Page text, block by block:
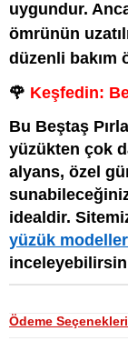
uygundur.
ömrünün
düzenli bakım
🌹 Keşfedin:
Bu Beştaş
yüzükten çok
alyans, özel
idealdir.
yüzük
Ödeme Seçenekleri